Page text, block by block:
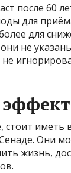
после 60
для
для
не
стоит иметь
Они
жизнь,